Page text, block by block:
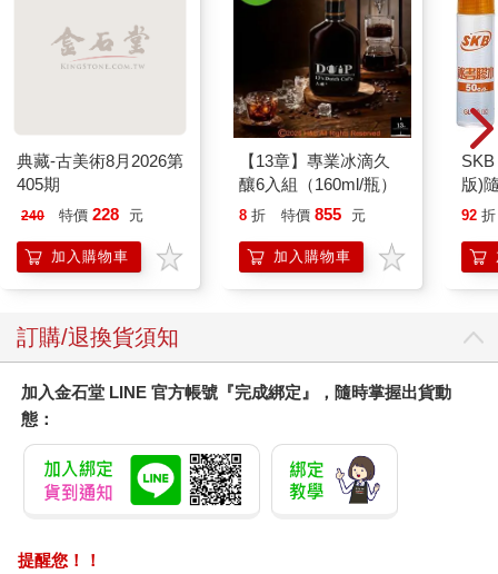
不過，她沒有馬上朝大門走去，而是躲在附近的建築物陰影處觀
察情況。
（一、二、三……）
儘管周遭不見其他行人，本部外頭卻是高度戒備的狀態。幾名表
情相當嚴肅的陸軍軍人，正沿著圍繞腹地的高牆往來巡邏。
美世在內心輕數他們的人數──目前所見的範圍之中有三人。
他們是甘水麾下的士兵嗎？又或者只是單純服從上頭的命令執行
公務而已？光是這樣看，美世無從判斷。
倘若甘水有交代他們什麼，只要美世上前自報名諱，或許就能直
接被帶到甘水跟前。
相反的，要是他們一無所知，美世就只會被擋下來，不得其門而
入。
（……不要緊，我做得到。）
感受著體內湧現的異能，美世的身子變得有些僵硬。
方法是有的。只要美世使用夢見的異能，就能讓對方浮現睡意，
再將他們拖入夢境之中。
多數人睡著也相當困難。要是對方試著抵抗睡意，就會以失敗告
想成功的話，就必須看準大門敞開的時機，在當下迅速對那三人
和睡魔奮鬥時衝進大門另一頭。只有這個方法了。
典藏-古美術8月2026第
405期
240 特價 228 元
加入購物車
【13章】專業冰滴久
釀6入組（160ml/瓶）
8 折 特價 855 元
加入購物車
版)
92 折
訂購/退換貨須知
加入金石堂 LINE 官方帳號『完成綁定』，隨時掌握出貨動
態：
提醒您！！